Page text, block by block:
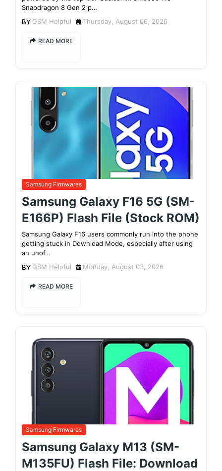
Snapdragon 8 Gen 2 p…
GSM Helpful
Thursday, August 06, 2026
READ MORE
Samsung Firmwares
Samsung Galaxy F16 5G (SM-
E166P) Flash File (Stock ROM)
Samsung Galaxy F16 users commonly run into the phone
getting stuck in Download Mode, especially after using
an unof…
GSM Helpful
Monday, August 03, 2026
READ MORE
Samsung Firmwares
Samsung Galaxy M13 (SM-
M135FU) Flash File: Download